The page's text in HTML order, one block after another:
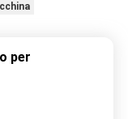
per